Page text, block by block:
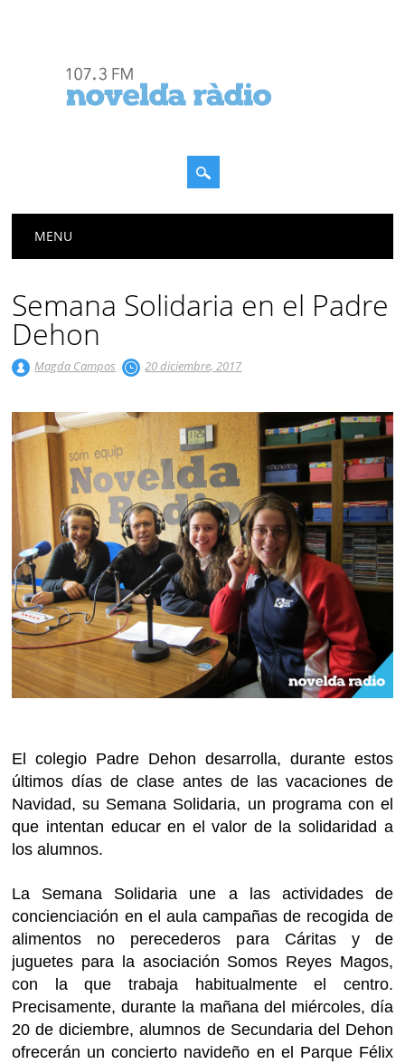
Menú principal
MENU
Semana Solidaria en el Padre
Dehon
Magda Campos 20 diciembre, 2017
El colegio Padre Dehon desarrolla, durante estos
últimos días de clase antes de las vacaciones de
Navidad, su Semana Solidaria, un programa con el
que intentan educar en el valor de la solidaridad a
los alumnos.
La Semana Solidaria une a las actividades de
concienciación en el aula campañas de recogida de
alimentos no perecederos para Cáritas y de
juguetes para la asociación Somos Reyes Magos,
con la que trabaja habitualmente el centro.
Precisamente, durante la mañana del miércoles, día
20 de diciembre, alumnos de Secundaria del Dehon
ofrecerán un concierto navideño en el Parque Félix